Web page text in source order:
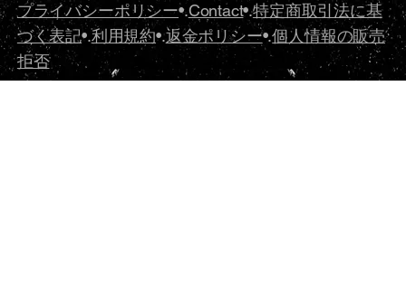
プライバシーポリシー•.Contact•.特定商取引法に基
づく表記•.利用規約•.返金ポリシー•.個人情報の販売
拒否